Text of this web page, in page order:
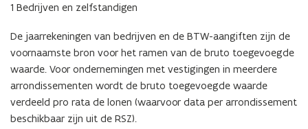
n
i
e
u
w
1 Bedrijven en zelfstandigen
De jaarrekeningen van bedrijven en de BTW-aangiften zijn de
voornaamste bron voor het ramen van de bruto toegevoegde
waarde. Voor ondernemingen met vestigingen in meerdere
arrondissementen wordt de bruto toegevoegde waarde
verdeeld pro rata de lonen (waarvoor data per arrondissement
beschikbaar zijn uit de RSZ).